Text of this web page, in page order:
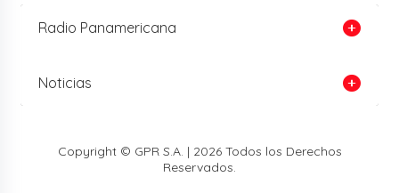
Radio Panamericana
Noticias
Copyright © GPR S.A. | 2026 Todos los Derechos
Reservados.